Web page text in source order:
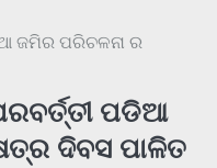
ଜମିର ପରିଚଳନା ର
ପଡିଆ
ଦିବସ ପାଳିତ